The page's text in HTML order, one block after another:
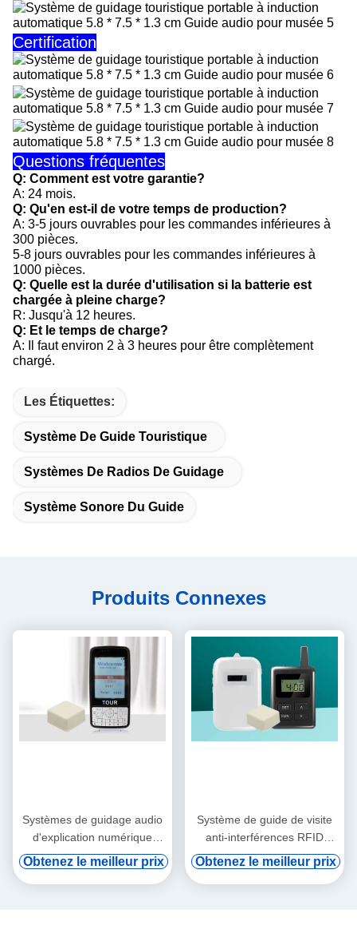
Certification
Questions fréquentes
Q: Comment est votre garantie?
A: 24 mois.
Q: Qu'en est-il de votre temps de production?
A: 3-5 jours ouvrables pour les commandes inférieures à
300 pièces.
5-8 jours ouvrables pour les commandes inférieures à
1000 pièces.
Q: Quelle est la durée d'utilisation si la batterie est
chargée à pleine charge?
R: Jusqu'à 12 heures.
Q: Et le temps de charge?
A: Il faut environ 2 à 3 heures pour être complètement
chargé.
Les Étiquettes:
Système De Guide Touristique
Systèmes De Radios De Guidage
Système Sonore Du Guide
Produits Connexes
Systèmes de guidage audio
d'explication numérique
automatique affichage de
2,8 pouces
Obtenez le meilleur prix
Système de guide de visite
anti-interférences RFID
Explication vocale
intelligente
Obtenez le meilleur prix